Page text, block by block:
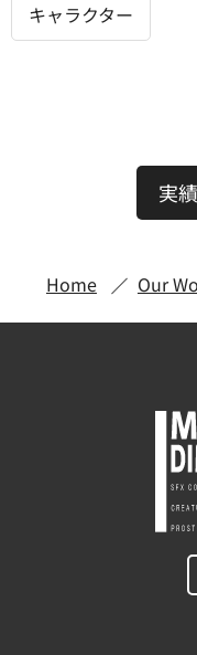
キャラクター
実
Home Our